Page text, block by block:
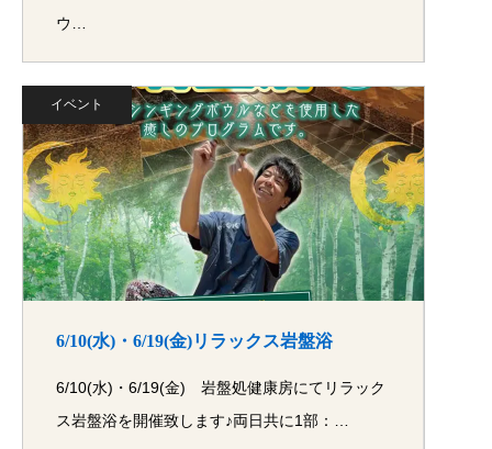
ウ…
イベント
6/10(水)・6/19(金)リラックス岩盤浴
6/10(水)・6/19(金) 岩盤処健康房にてリラック
ス岩盤浴を開催致します♪両日共に1部：…